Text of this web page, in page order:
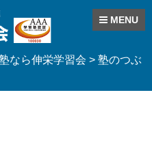
MENU
なら伸栄学習会 > 塾のつぶ